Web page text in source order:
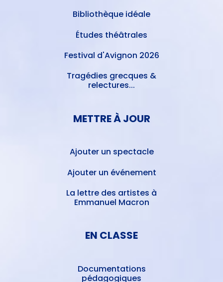
Bibliothèque idéale
Études théâtrales
Festival d'Avignon 2026
Tragédies grecques &
relectures...
METTRE À JOUR
Ajouter un spectacle
Ajouter un événement
La lettre des artistes à
Emmanuel Macron
EN CLASSE
Documentations
pédagogiques